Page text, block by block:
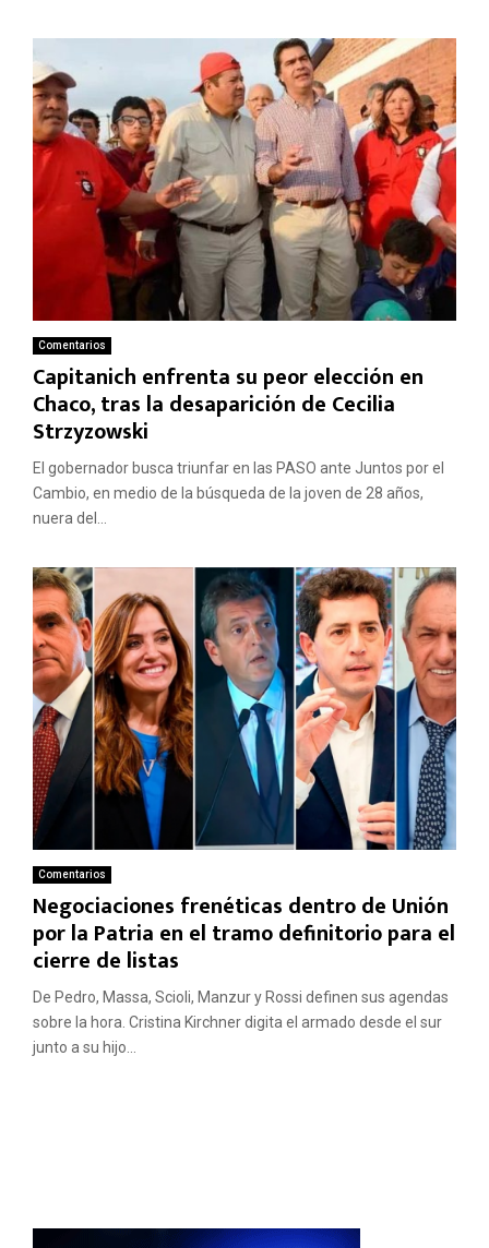
Comentarios
Capitanich enfrenta su peor elección en
Chaco, tras la desaparición de Cecilia
Strzyzowski
El gobernador busca triunfar en las PASO ante Juntos por el
Cambio, en medio de la búsqueda de la joven de 28 años,
nuera del...
Comentarios
Negociaciones frenéticas dentro de Unión
por la Patria en el tramo definitorio para el
cierre de listas
De Pedro, Massa, Scioli, Manzur y Rossi definen sus agendas
sobre la hora. Cristina Kirchner digita el armado desde el sur
junto a su hijo...